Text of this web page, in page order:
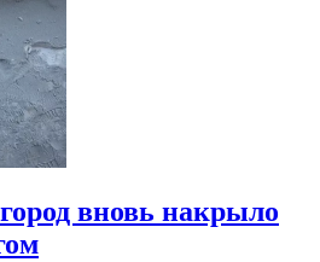
вновь накрыло